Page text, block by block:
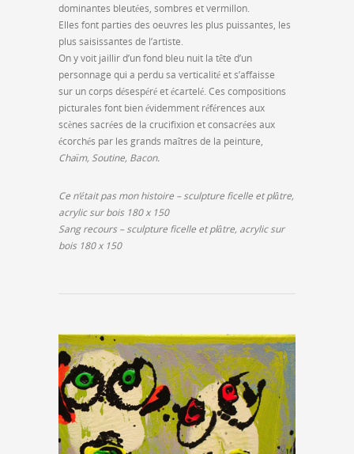
dominantes bleutées, sombres et vermillon.
Elles font parties des oeuvres les plus puissantes, les
plus saisissantes de l’artiste.
On y voit jaillir d’un fond bleu nuit la tête d’un
personnage qui a perdu sa verticalité et s’affaisse
sur un corps désespéré et écartelé. Ces compositions
picturales font bien évidemment références aux
scènes sacrées de la crucifixion et consacrées aux
écorchés par les grands maîtres de la peinture,
Chaïm, Soutine, Bacon.
Ce n’était pas mon histoire – sculpture ficelle et plâtre,
acrylic sur bois 180 x 150
Sang recours – sculpture ficelle et plâtre, acrylic sur
bois 180 x 150